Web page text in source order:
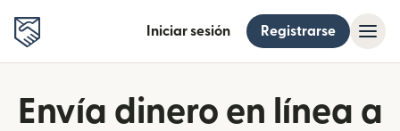
Iniciar sesión Registrarse
Envía dinero en línea a